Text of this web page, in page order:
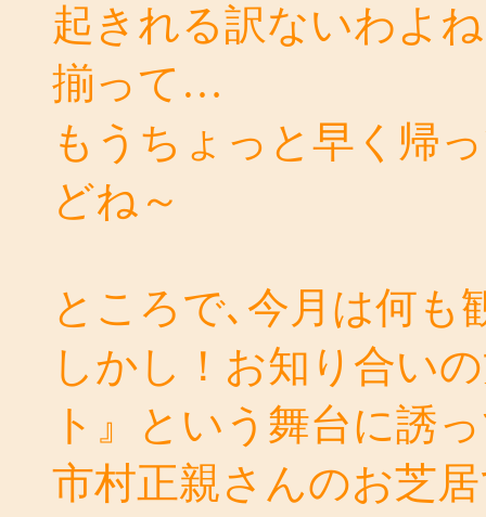
起きれる訳ないわよ
揃って…
もうちょっと早く帰
どね～
ところで､今月は何も
しかし！お知り合い
ト』という舞台に誘
市村正親さんのお芝